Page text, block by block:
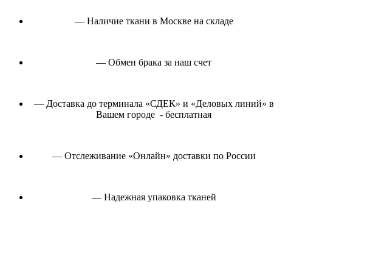
— Наличие ткани в Москве на складе
— Обмен брака за наш счет
— Доставка до терминала «СДЕК» и «Деловых линий» в
Вашем городе - бесплатная
— Отслеживание «Онлайн» доставки по России
— Надежная упаковка тканей